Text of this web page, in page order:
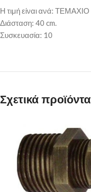
Η τιμή είναι ανά: ΤΕΜΑΧΙΟ
Διάσταση: 40 cm.
Συσκευασία: 10
Σχετικά προϊόντα